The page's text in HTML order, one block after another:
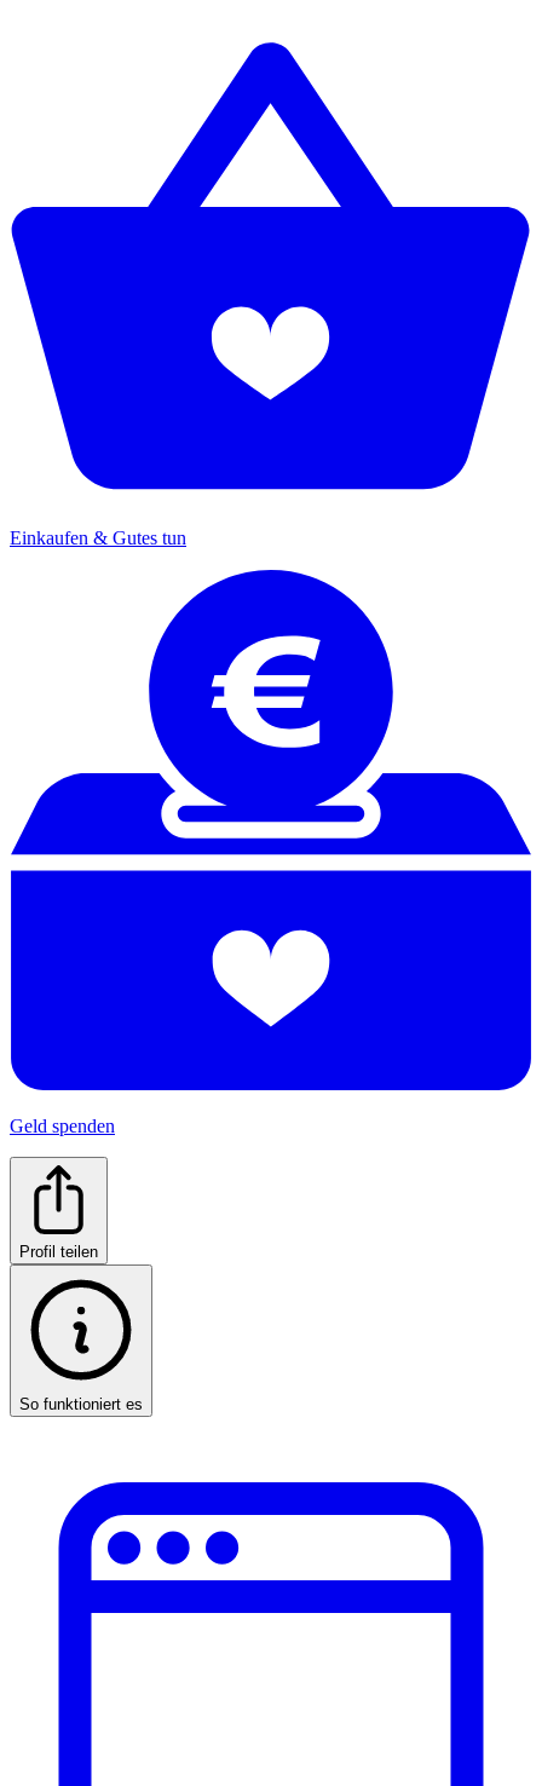
Einkaufen & Gutes tun
Geld spenden
Profil teilen
So funktioniert es